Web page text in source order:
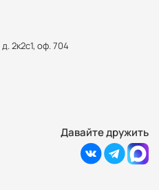
2к2с1, оф. 704
Давайте дружить